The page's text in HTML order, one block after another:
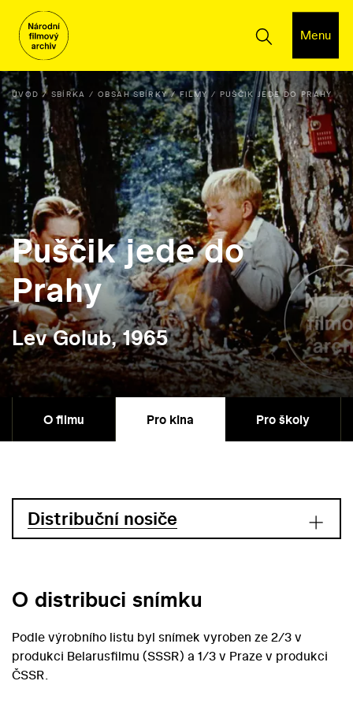
Menu
ÚVOD SBÍRKA OBSAH SBÍRKY FILMY PUŠČIK JEDE DO PRAHY
Puščik jede do
Prahy
Lev Golub, 1965
O filmu Pro kina Pro školy
Distribuční nosiče
O distribuci snímku
Podle výrobního listu byl snímek vyroben ze 2/3 v
produkci Belarusfilmu (SSSR) a 1/3 v Praze v produkci
ČSSR.